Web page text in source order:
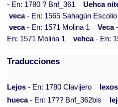
- En: 1780 ? Bnf_361
Uehca
veca- En: 1565 Sahagún Escolio
veca- En: 1571 Molina 1 Veca-
En: 1571 Molina 1
vehca- En:
Traducciones
Lejos - En: 1780 Clavijero lexos
hueca- En: 17?? Bnf_362bis